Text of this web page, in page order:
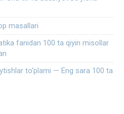
masallari
fanidan 100 ta qiyin misollar
to‘plami — Eng sara 100 ta